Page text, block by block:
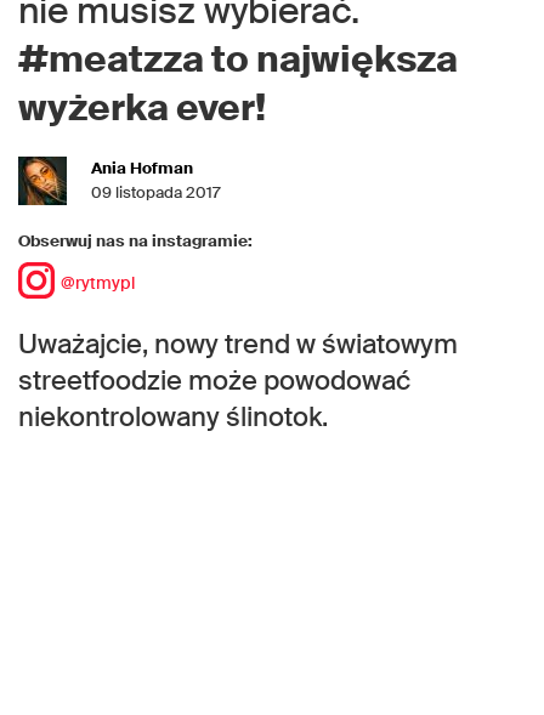
nie musisz wybierać.
#meatzza to największa
wyżerka ever!
Ania Hofman
09 listopada 2017
Obserwuj nas na instagramie:
@rytmypl
Uważajcie, nowy trend w światowym
streetfoodzie może powodować
niekontrolowany ślinotok.